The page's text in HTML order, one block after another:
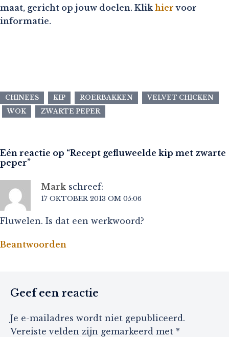
maat, gericht op jouw doelen. Klik hier voor
informatie.
CHINEES KIP ROERBAKKEN
VELVET CHICKEN
WOK
ZWARTE PEPER
Eén reactie op “Recept gefluweelde kip met zwarte
peper”
Mark schreef:
17 OKTOBER 2013 OM 05:06
Fluwelen. Is dat een werkwoord?
Beantwoorden
Geef een reactie
Je e-mailadres wordt niet gepubliceerd.
Vereiste velden zijn gemarkeerd met *